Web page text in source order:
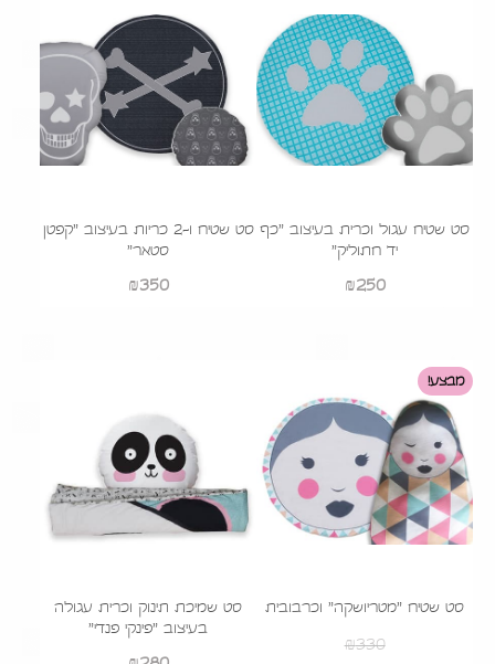
סט שטיח עגול וכרית בעיצוב "כף
יד חתוליק"
₪250
סט שטיח ו-2 כריות בעיצוב "קפטן
סטאר"
₪350
מבצע!
סט שטיח "מטריושקה" וכרבובית
₪330
סט שמיכת תינוק וכרית עגולה
בעיצוב "פינקי פנדי"